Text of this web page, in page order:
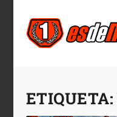
ETIQUETA: